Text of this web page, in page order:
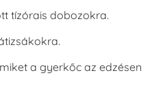
tízórais dobozokra.
a gyerkőc az edzésen